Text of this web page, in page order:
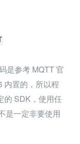
是参考 MQTT 官
内置的，所以程
的 SDK，使用任
是一定非要使用